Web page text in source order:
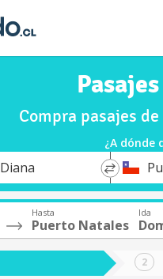
Compra pasajes
¿A dónde
*
Destino
Hasta
Puerto Natales
Ida